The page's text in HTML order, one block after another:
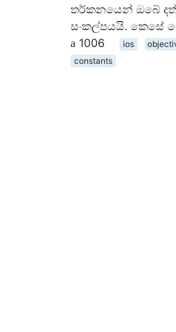
තර්කනයෙන් ඔබේ
සංකල්පයයි. කෙසේ
1006
ios
constants